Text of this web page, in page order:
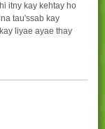
itny kay kehtay ho
tau'ssab kay
liyae ayae thay